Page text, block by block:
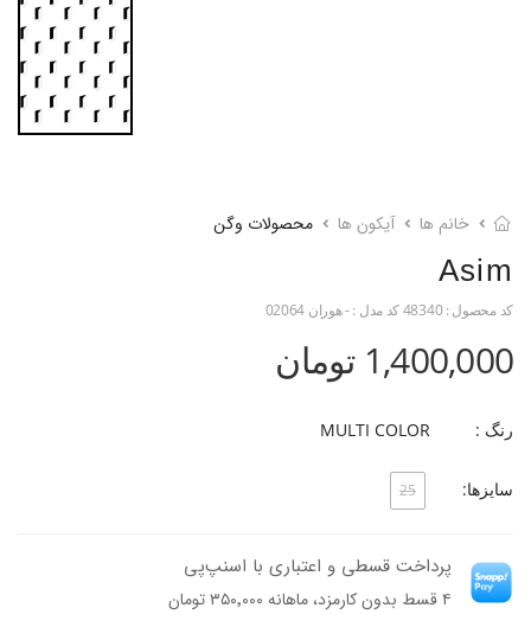
خانم ها آیکون ها محصولات وگن
Asim
کد محصول :48340کد مدل :- هوران 02064
1,400,000 تومان
رنگ : MULTI COLOR
سایزها: 25
پرداخت قسطی و اعتباری با اسنپ‌پی
۴ قسط بدون کارمزد، ماهانه ۳۵۰٬۰۰۰ تومان